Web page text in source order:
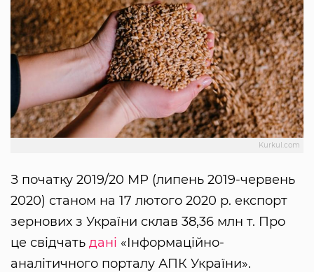
Kurkul.com
З початку 2019/20 МР (липень 2019-червень
2020) станом на 17 лютого 2020 р. експорт
зернових з України склав 38,36 млн т. Про
це свідчать дані «Інформаційно-
аналітичного порталу АПК України».